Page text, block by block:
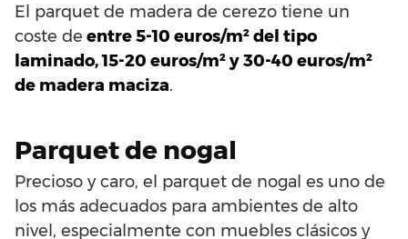
El parquet de madera de cerezo tiene un
coste de entre 5-10 euros/m² del tipo
laminado, 15-20 euros/m² y 30-40 euros/m²
de madera maciza.
Parquet de nogal
Precioso y caro, el parquet de nogal es uno de
los más adecuados para ambientes de alto
nivel, especialmente con muebles clásicos y